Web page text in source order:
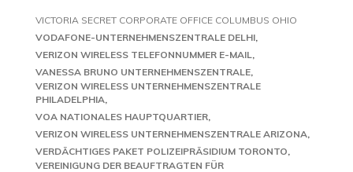
VICTORIA SECRET CORPORATE OFFICE COLUMBUS OHIO
VODAFONE-UNTERNEHMENSZENTRALE DELHI
VERIZON WIRELESS TELEFONNUMMER E-MAIL
VANESSA BRUNO UNTERNEHMENSZENTRALE
VERIZON WIRELESS UNTERNEHMENSZENTRALE
PHILADELPHIA
VOA NATIONALES HAUPTQUARTIER
VERIZON WIRELESS UNTERNEHMENSZENTRALE ARIZONA
VERDÄCHTIGES PAKET POLIZEIPRÄSIDIUM TORONTO
VEREINIGUNG DER BEAUFTRAGTEN FÜR